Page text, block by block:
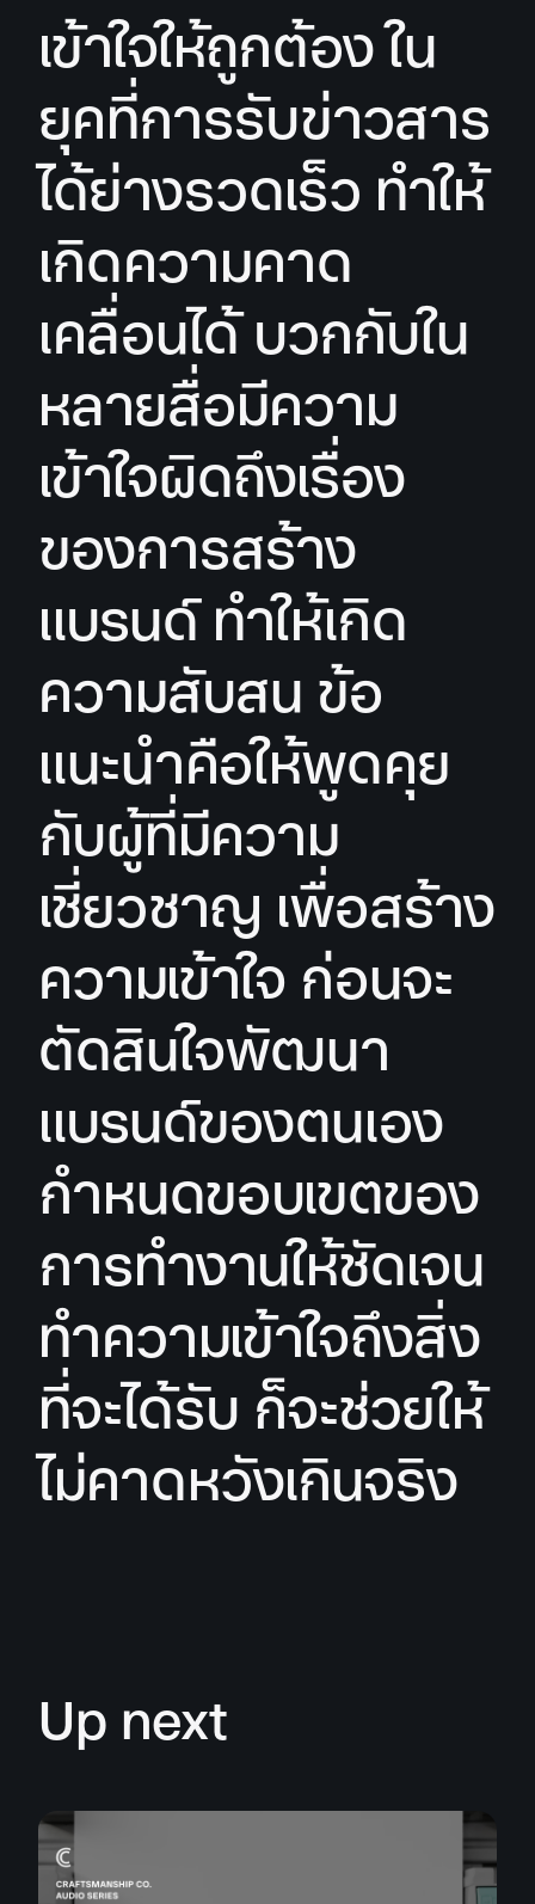
เข้าใจให้ถูกต้อง ใน
ยุคที่การรับข่าวสาร
ได้ย่างรวดเร็ว ทำให้
เกิดความคาด
เคลื่อนได้ บวกกับใน
หลายสื่อมีความ
เข้าใจผิดถึงเรื่อง
ของการสร้าง
แบรนด์ ทำให้เกิด
ความสับสน ข้อ
แนะนำคือให้พูดคุย
กับผู้ที่มีความ
เชี่ยวชาญ เพื่อสร้าง
ความเข้าใจ ก่อนจะ
ตัดสินใจพัฒนา
แบรนด์ของตนเอง
กำหนดขอบเขตของ
การทำงานให้ชัดเจน
ทำความเข้าใจถึงสิ่ง
ที่จะได้รับ ก็จะช่วยให้
ไม่คาดหวังเกินจริง
Up next